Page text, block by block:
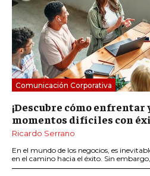
Comunicación Corporativa
¡Descubre cómo enfrentar
momentos difíciles con
Ricardo Serrano
En el mundo de los negocios, es
en el camino hacia el éxito. Sin embargo,